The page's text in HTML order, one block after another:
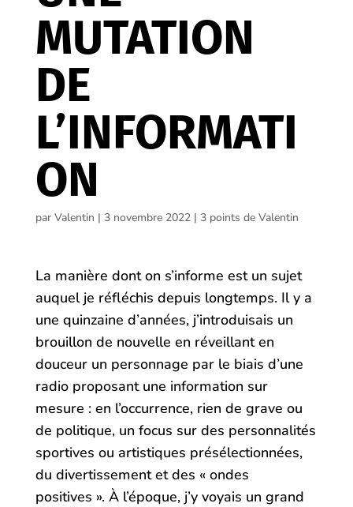
MUTATION
DE
L’INFORMATI
ON
par Valentin | 3 novembre 2022| 3 points de Valentin
La manière dont on s’informe est un sujet
auquel je réfléchis depuis longtemps. Il y a
une quinzaine d’années, j’introduisais un
brouillon de nouvelle en réveillant en
douceur un personnage par le biais d’une
radio proposant une information sur
mesure : en l’occurrence, rien de grave ou
de politique, un focus sur des personnalités
sportives ou artistiques présélectionnées,
du divertissement et des « ondes
positives ». À l’époque, j’y voyais un grand